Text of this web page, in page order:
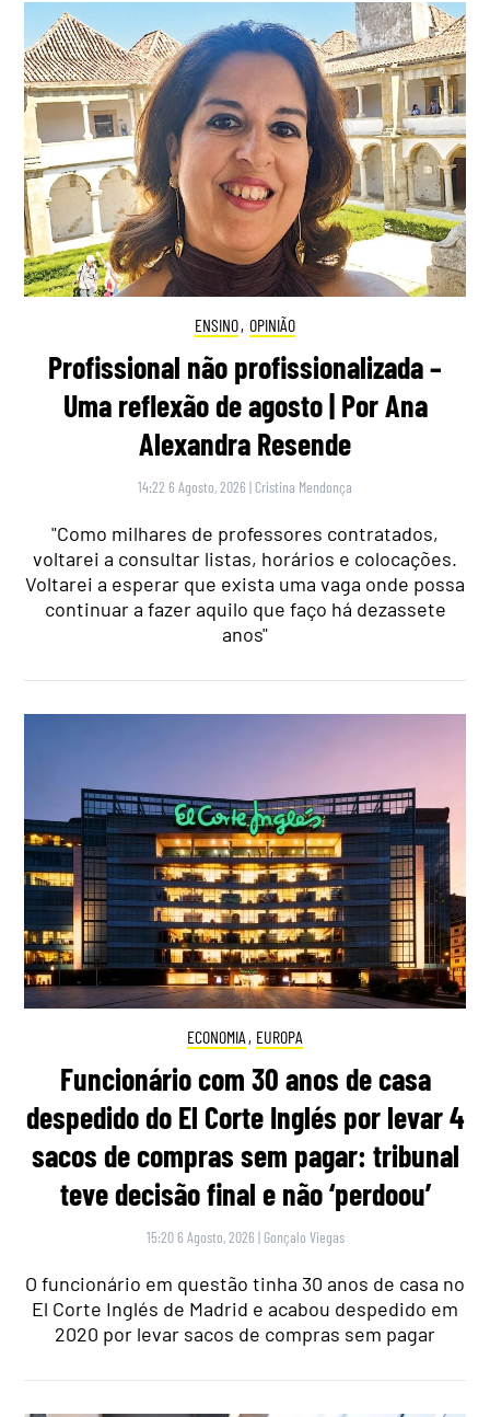
ENSINO, OPINIÃO
Profissional não profissionalizada –
Uma reflexão de agosto | Por Ana
Alexandra Resende
14:22 6 Agosto, 2026 | Cristina Mendonça
"Como milhares de professores contratados,
voltarei a consultar listas, horários e colocações.
Voltarei a esperar que exista uma vaga onde possa
continuar a fazer aquilo que faço há dezassete
anos"
ECONOMIA , EUROPA
Funcionário com 30 anos de casa
despedido do El Corte Inglés por levar 4
sacos de compras sem pagar: tribunal
teve decisão final e não ‘perdoou’
15:20 6 Agosto, 2026 | Gonçalo Viegas
O funcionário em questão tinha 30 anos de casa no
El Corte Inglés de Madrid e acabou despedido em
2020 por levar sacos de compras sem pagar